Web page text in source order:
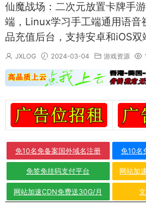
仙魔战场：二次元放置卡牌手
端，Linux学习手工端通用语音
品充值后台，支持安卓和iOS双
JXLOG 2024-03-04 游戏资源
免10名免备案国外域名注册 免10名
免签免挂码支付平台 网站加
网站加速CDN免费送30G/月